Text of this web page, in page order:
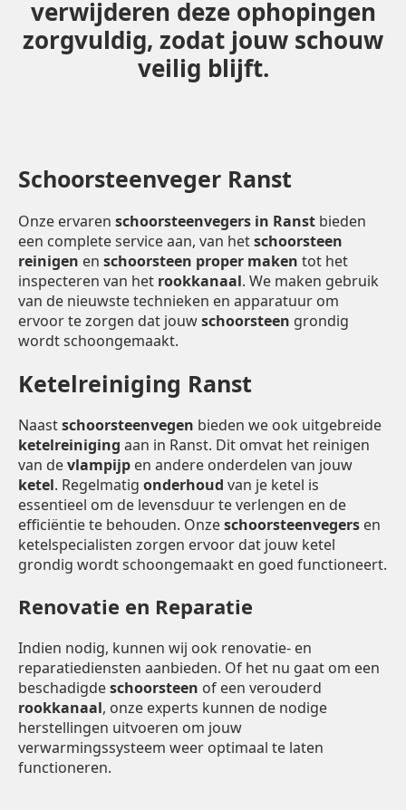
verwijderen deze ophopingen
zorgvuldig, zodat jouw schouw
veilig blijft.
Schoorsteenveger Ranst
Onze ervaren schoorsteenvegers in Ranst bieden
een complete service aan, van hetschoorsteen
reinigen en schoorsteen proper maken tot het
inspecteren van het rookkanaal. We maken gebruik
van de nieuwste technieken en apparatuur om
ervoor te zorgen dat jouwschoorsteen grondig
wordt schoongemaakt.
Ketelreiniging Ranst
Naastschoorsteenvegen bieden we ook uitgebreide
ketelreiniging aan in Ranst. Dit omvat het reinigen
van devlampijp en andere onderdelen van jouw
ketel. Regelmatig onderhoud van je ketel is
essentieel om de levensduur te verlengen en de
efficiëntie te behouden. Onzeschoorsteenvegers en
ketelspecialisten zorgen ervoor dat jouw ketel
grondig wordt schoongemaakt en goed functioneert.
Renovatie en Reparatie
Indien nodig, kunnen wij ook renovatie- en
reparatiediensten aanbieden. Of het nu gaat om een
beschadigdeschoorsteen of een verouderd
rookkanaal, onze experts kunnen de nodige
herstellingen uitvoeren om jouw
verwarmingssysteem weer optimaal te laten
functioneren.